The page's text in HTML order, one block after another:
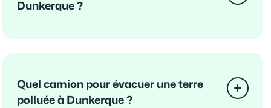
Dunkerque ?
Quel camion pour évacuer une terre
polluée à Dunkerque ?